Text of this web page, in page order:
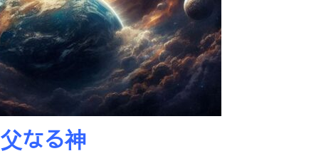
父なる神